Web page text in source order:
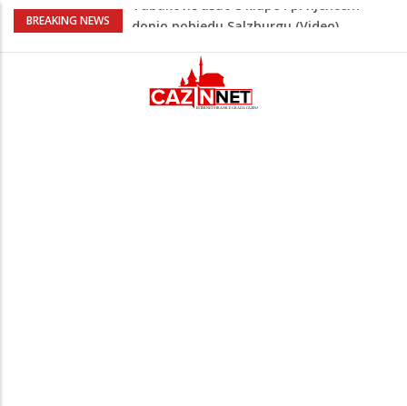
BREAKING NEWS
“Pečat slobodi 2026”: U Tržačkoj Rašteli
Unsko-sanskog kantona
Porodica iz Krajine u centru afere,
gradonačelnik Kelna pokrenuo istragu